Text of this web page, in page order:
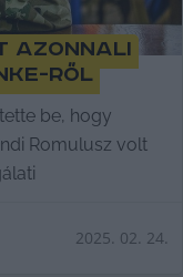
azonnali
ről
be, hogy
Romulusz volt
2025. 02. 24.